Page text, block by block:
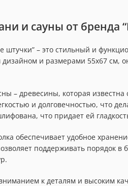
и сауны от бренда
штучки” – это стильный и
и размерами 55х67 см,
– древесины, которая
и долговечностью, что
что придает ей
обеспечивает удобное
поддерживать порядок в
к деталям и высоким